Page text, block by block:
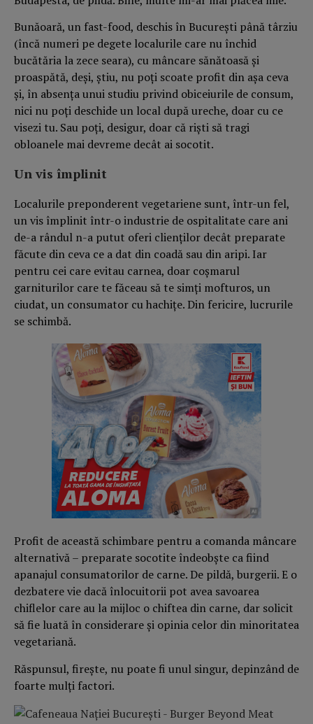
Bunăoară, un fast-food, deschis în București până târziu
(încă numeri pe degete localurile care nu închid
bucătăria la zece seara), cu mâncare sănătoasă și
proaspătă, deși, știu, nu poți scoate profit din așa ceva
și, în absența unui studiu privind obiceiurile de consum,
nici nu poți deschide un local după ureche, doar cu ce
visezi tu. Sau poți, desigur, doar că riști să tragi
obloanele mai devreme decât ai socotit.
Un vis împlinit
Localurile preponderent vegetariene sunt, într-un fel,
un vis împlinit într-o industrie de ospitalitate care ani
de-a rândul n-a putut oferi clienților decât preparate
făcute din ceva ce a dat din coadă sau din aripi. Iar
pentru cei care evitau carnea, doar coșmarul
garniturilor care te făceau să te simți mofturos, un
ciudat, un consumator cu hachițe. Din fericire, lucrurile
se schimbă.
Profit de această schimbare pentru a comanda mâncare
alternativă – preparate socotite îndeobște ca fiind
apanajul consumatorilor de carne. De pildă, burgerii. E o
dezbatere vie dacă înlocuitorii pot avea savoarea
chiflelor care au la mijloc o chiftea din carne, dar solicit
să fie luată în considerare și opinia celor din minoritatea
vegetariană.
Răspunsul, firește, nu poate fi unul singur, depinzând de
foarte mulți factori.